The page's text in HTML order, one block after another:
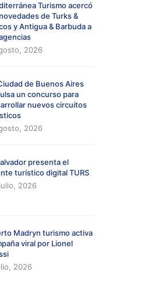
Turismo acercó
de Turks &
y Antigua & Barbuda a
2026
de Buenos Aires
un concurso para
nuevos circuitos
2026
presenta el
turístico digital TURS
2026
Madryn turismo activa
viral por Lionel
2026